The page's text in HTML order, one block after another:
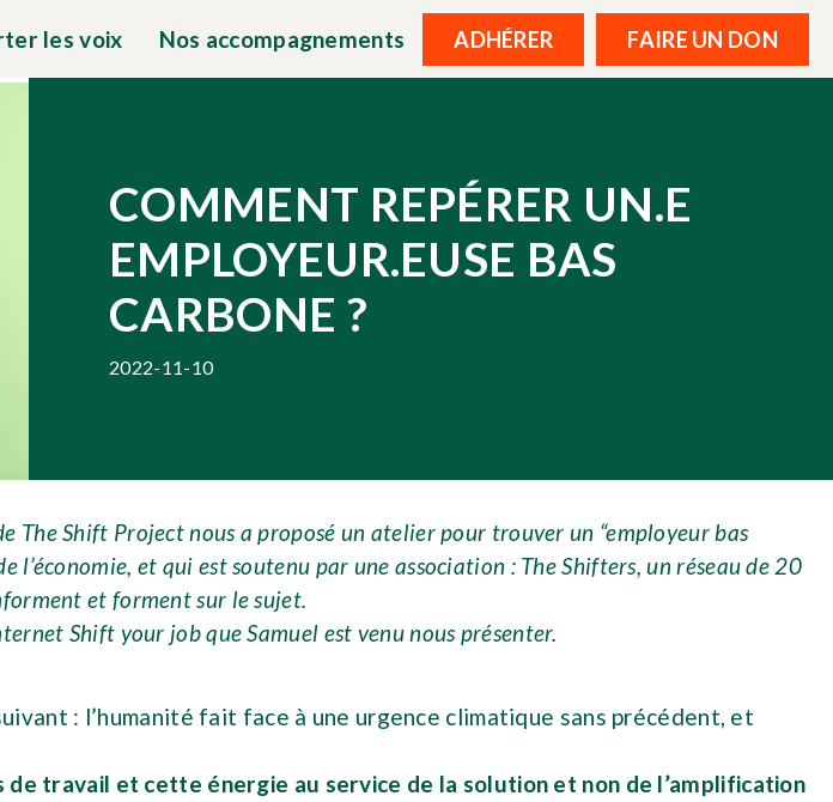
les voix Nos accompagnements ADHÉRER FAIRE UN DON
COMMENT REPÉRER UN.E
EMPLOYEUR.EUSE BAS
CARBONE ?
2022-11-10
The Shift Project nous a proposé un atelier pour trouver un “employeur bas
et qui est soutenu par une association : The Shifters, un réseau de 20
et forment sur le sujet.
Shift your job que Samuel est venu nous présenter.
: l’humanité fait face à une urgence climatique sans précédent, et
travail et cette énergie au service de la solution et non de l’amplification